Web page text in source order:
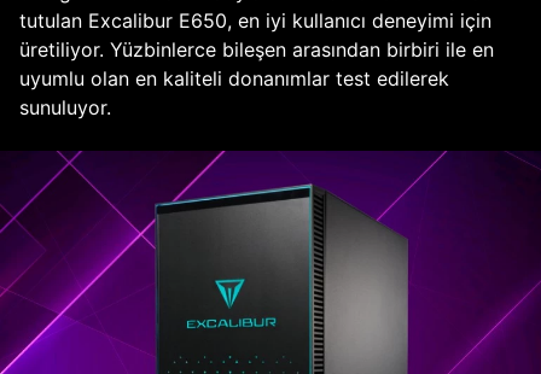
tutulan Excalibur E650, en iyi kullanıcı deneyimi için
üretiliyor. Yüzbinlerce bileşen arasından birbiri ile en
uyumlu olan en kaliteli donanımlar test edilerek
sunuluyor.